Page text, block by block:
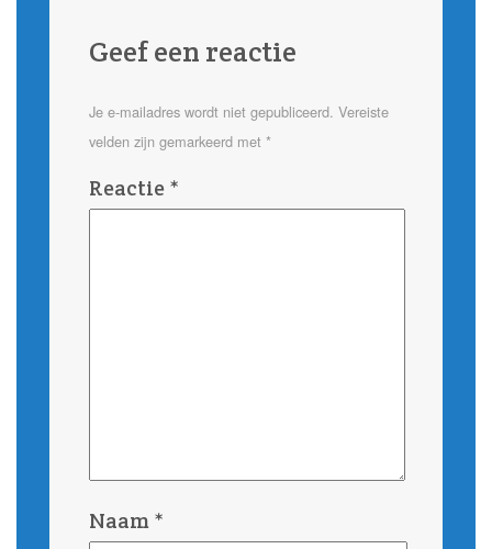
Geef een reactie
Je e-mailadres wordt niet gepubliceerd. Vereiste
velden zijn gemarkeerd met *
Reactie *
Naam *